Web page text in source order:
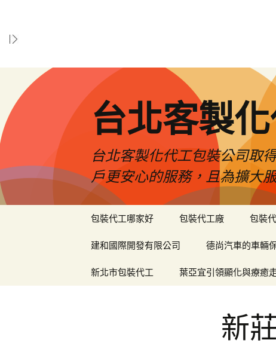
台北客製
台北客製化代工包裝公司取
戶更安心的服務，且為擴大
包裝代工哪家好 包裝代工廠 包裝
建和國際開發有限公司 德尚汽車的車輛
新北市包裝代工 葉亞宜引領顯化與療癒
新